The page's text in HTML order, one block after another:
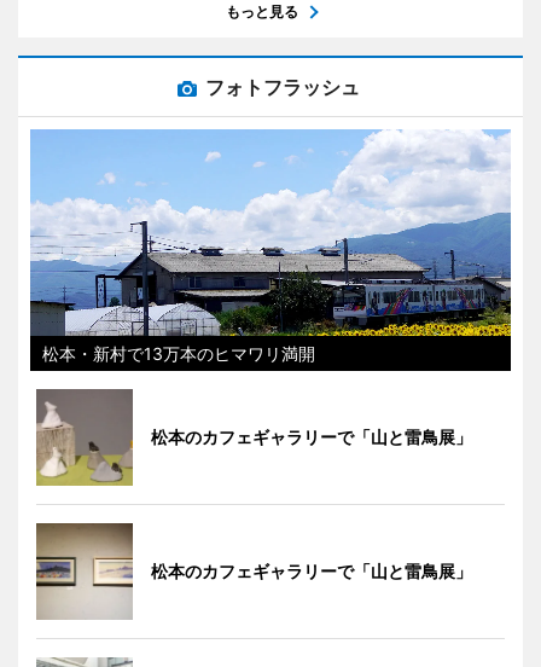
もっと見る
フォトフラッシュ
松本・新村で13万本のヒマワリ満開
松本のカフェギャラリーで「山と雷鳥展」
松本のカフェギャラリーで「山と雷鳥展」